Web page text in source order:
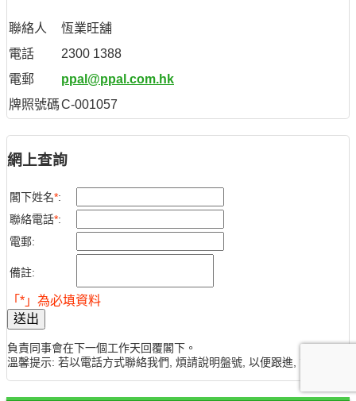
聯絡人
恆業旺舖
電話
2300 1388
電郵
ppal@ppal.com.hk
牌照號碼C-001057
網上查詢
閣下姓名*:
聯絡電話*:
電郵:
備註:
「*」為必填資料
送出
負責同事會在下一個工作天回覆閣下。
溫馨提示: 若以電話方式聯絡我們, 煩請說明盤號, 以便跟進, 謝謝。